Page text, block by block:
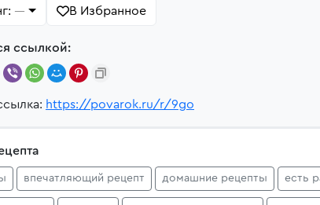
— В Избранное
ссылкой:
https://povarok.ru/r/9go
впечатляющий рецепт домашние рецепты есть